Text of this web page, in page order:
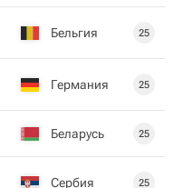
Бельгия 25
Германия 25
Беларусь 25
Сербия 25